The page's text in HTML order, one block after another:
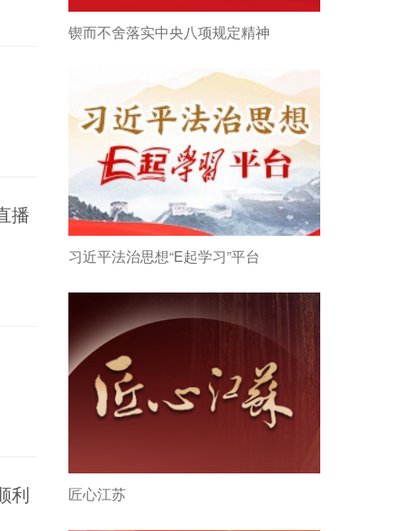
播
利
锲而不舍落实中央八项规定精神
习近平法治思想“E起学习”平台
匠心江苏